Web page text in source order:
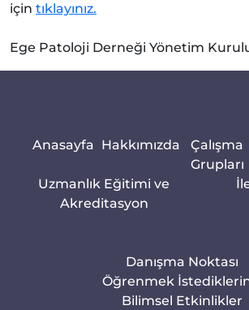
için tıklayınız.
Ege Patoloji Derneği Yönetim
Anasayfa Hakkımızda
Çalışma
Grupları
Uzmanlık Eğitimi ve
Akreditasyon
Danışma Noktası
Öğrenmek
Bilimsel Etkinlikler